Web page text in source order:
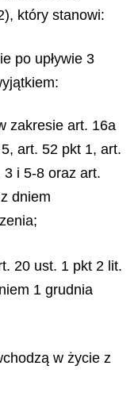
który stanowi:
po upływie 3
zakresie art. 16a
art. 52 pkt 1, art.
i 5-8 oraz art.
dniem
20 ust. 1 pkt 2 lit.
1 grudnia
w życie z